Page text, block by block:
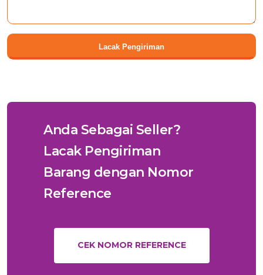
Lacak Pengiriman
Anda Sebagai Seller?
Lacak Pengiriman
Barang dengan Nomor
Reference
CEK NOMOR REFERENCE